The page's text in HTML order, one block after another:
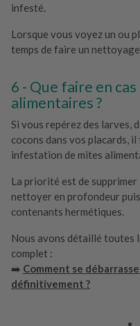
infesté.
Lorsque vous voyez un ou
temps de faire un
Que faire en
alimentaires ?
Si vous repérez des larves,
cocons dans vos placards,
infestation de mites
La priorité est de supprimer
nettoyer en profondeur
contenants hermétiques.
Nous avons détaillé toutes
complet :
➡️ Comment se
définitivement ?